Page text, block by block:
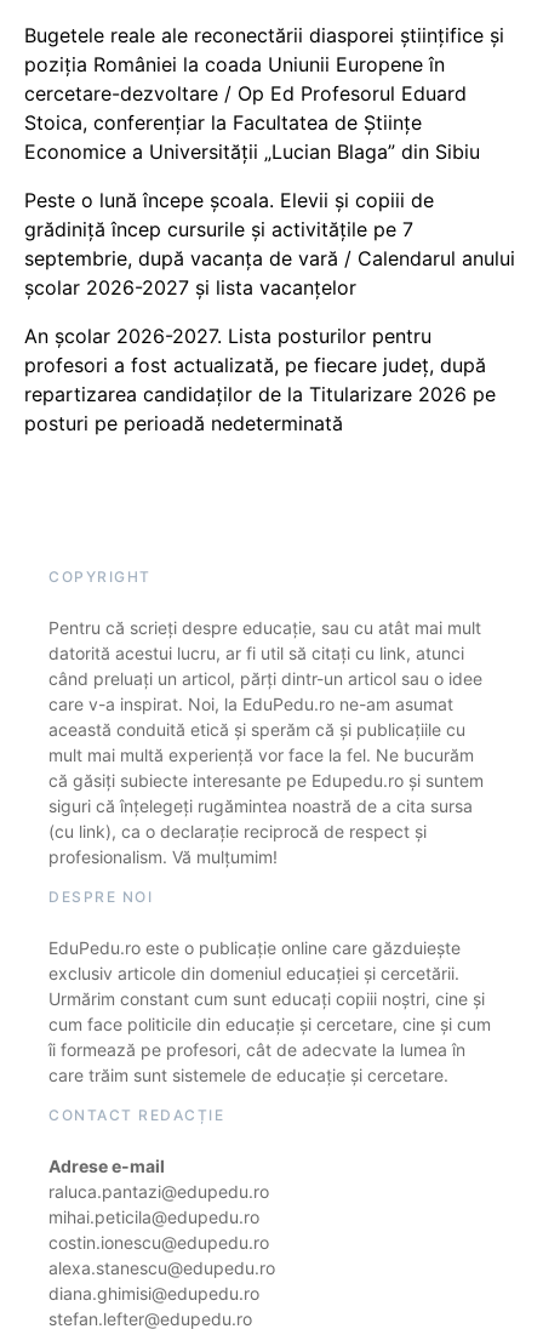
Bugetele reale ale reconectării diasporei științifice și
poziția României la coada Uniunii Europene în
cercetare-dezvoltare / Op Ed Profesorul Eduard
Stoica, conferențiar la Facultatea de Științe
Economice a Universității „Lucian Blaga” din Sibiu
Peste o lună începe școala. Elevii și copiii de
grădiniță încep cursurile și activitățile pe 7
septembrie, după vacanța de vară / Calendarul anului
școlar 2026-2027 și lista vacanțelor
An școlar 2026-2027. Lista posturilor pentru
profesori a fost actualizată, pe fiecare județ, după
repartizarea candidaților de la Titularizare 2026 pe
posturi pe perioadă nedeterminată
COPYRIGHT
Pentru că scrieți despre educație, sau cu atât mai mult
datorită acestui lucru, ar fi util să citați cu link, atunci
când preluați un articol, părți dintr-un articol sau o idee
care v-a inspirat. Noi, la EduPedu.ro ne-am asumat
această conduită etică și sperăm că și publicațiile cu
mult mai multă experiență vor face la fel. Ne bucurăm
că găsiți subiecte interesante pe Edupedu.ro și suntem
siguri că înțelegeți rugămintea noastră de a cita sursa
(cu link), ca o declarație reciprocă de respect și
profesionalism. Vă mulțumim!
DESPRE NOI
EduPedu.ro este o publicație online care găzduiește
exclusiv articole din domeniul educației și cercetării.
Urmărim constant cum sunt educați copiii noștri, cine și
cum face politicile din educație și cercetare, cine și cum
îi formează pe profesori, cât de adecvate la lumea în
care trăim sunt sistemele de educație și cercetare.
CONTACT REDACȚIE
Adrese e-mail
raluca.pantazi@edupedu.ro
mihai.peticila@edupedu.ro
costin.ionescu@edupedu.ro
alexa.stanescu@edupedu.ro
diana.ghimisi@edupedu.ro
stefan.lefter@edupedu.ro